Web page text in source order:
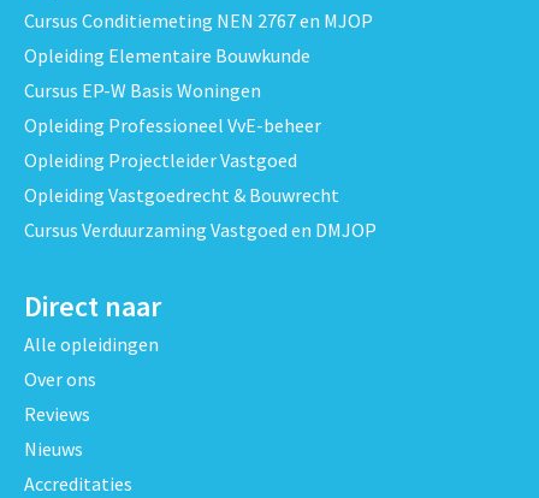
Cursus Conditiemeting NEN 2767 en MJOP
Opleiding Elementaire Bouwkunde
Cursus EP-W Basis Woningen
Opleiding Professioneel VvE-beheer
Opleiding Projectleider Vastgoed
Opleiding Vastgoedrecht & Bouwrecht
Cursus Verduurzaming Vastgoed en DMJOP
Direct naar
Alle opleidingen
Over ons
Reviews
Nieuws
Accreditaties